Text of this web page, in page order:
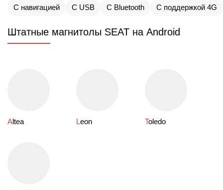
С навигацией С USB С Bluetooth С поддержкой 4G
Штатные магнитолы SEAT на Android
Altea Leon Toledo